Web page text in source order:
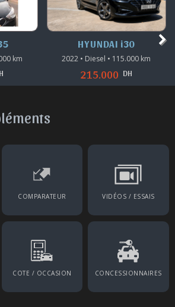
km
HYUNDAI i30
2022 • Diesel • 115.000 km
215.000 DH
COMPARATEUR VIDÉOS / ESSAIS
COTE / OCCASION CONCESSIONNAIRES